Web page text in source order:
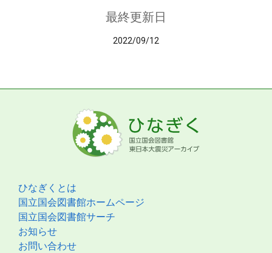
最終更新日
2022/09/12
ひなぎくとは
国立国会図書館ホームページ
国立国会図書館サーチ
お知らせ
お問い合わせ